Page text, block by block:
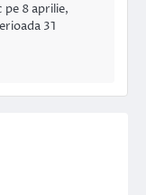
pe 8 aprilie,
31